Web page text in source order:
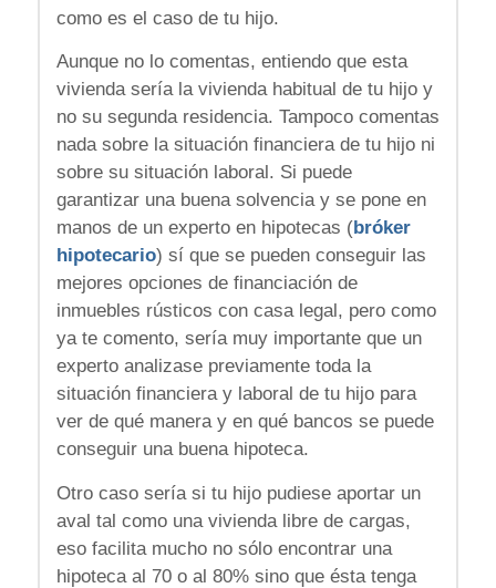
como es el caso de tu hijo.
Aunque no lo comentas, entiendo que esta
vivienda sería la vivienda habitual de tu hijo y
no su segunda residencia. Tampoco comentas
nada sobre la situación financiera de tu hijo ni
sobre su situación laboral. Si puede
garantizar una buena solvencia y se pone en
manos de un experto en hipotecas (bróker
hipotecario) sí que se pueden conseguir las
mejores opciones de financiación de
inmuebles rústicos con casa legal, pero como
ya te comento, sería muy importante que un
experto analizase previamente toda la
situación financiera y laboral de tu hijo para
ver de qué manera y en qué bancos se puede
conseguir una buena hipoteca.
Otro caso sería si tu hijo pudiese aportar un
aval tal como una vivienda libre de cargas,
eso facilita mucho no sólo encontrar una
hipoteca al 70 o al 80% sino que ésta tenga